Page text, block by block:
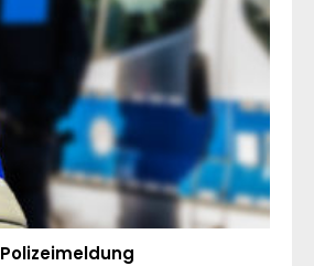
Polizeimeldung